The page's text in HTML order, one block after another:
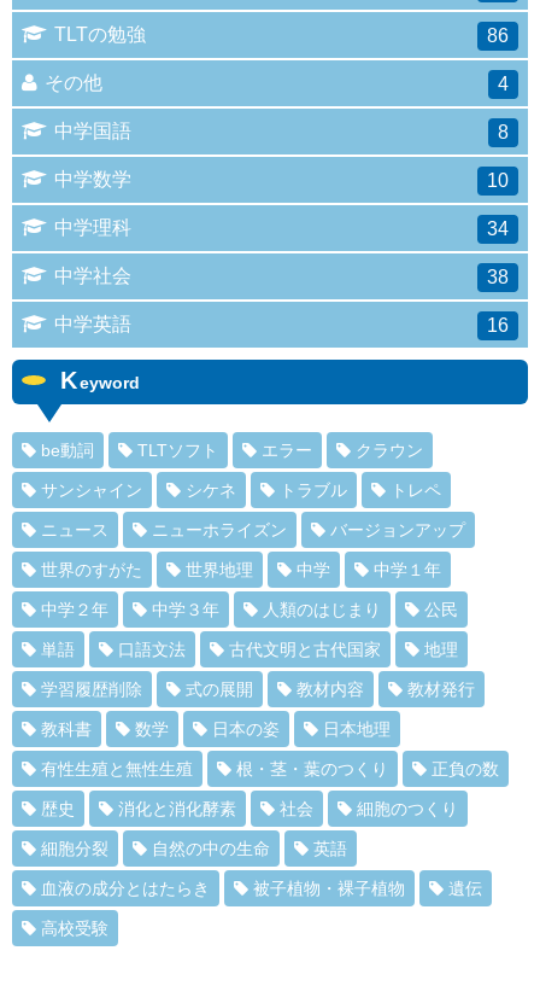
TLTの勉強 86
その他 4
中学国語 8
中学数学 10
中学理科 34
中学社会 38
中学英語 16
Keyword
be動詞 TLTソフト エラー クラウン
サンシャイン シケネ トラブル トレペ
ニュース ニューホライズン バージョンアップ
世界のすがた 世界地理 中学 中学１年
中学２年 中学３年 人類のはじまり 公民
単語 口語文法 古代文明と古代国家 地理
学習履歴削除 式の展開 教材内容 教材発行
教科書 数学 日本の姿 日本地理
有性生殖と無性生殖 根・茎・葉のつくり 正負の数
歴史 消化と消化酵素 社会 細胞のつくり
細胞分裂 自然の中の生命 英語
血液の成分とはたらき 被子植物・裸子植物 遺伝
高校受験